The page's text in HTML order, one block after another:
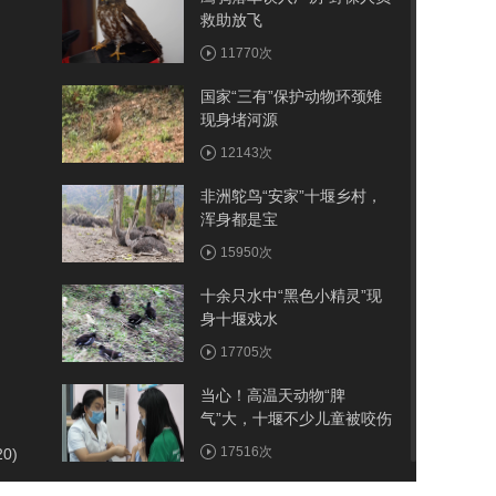
救助放飞
11770次
国家“三有”保护动物环颈雉
现身堵河源
12143次
非洲鸵鸟“安家”十堰乡村，
浑身都是宝
15950次
十余只水中“黑色小精灵”现
身十堰戏水
17705次
当心！高温天动物“脾
气”大，十堰不少儿童被咬伤
17516次